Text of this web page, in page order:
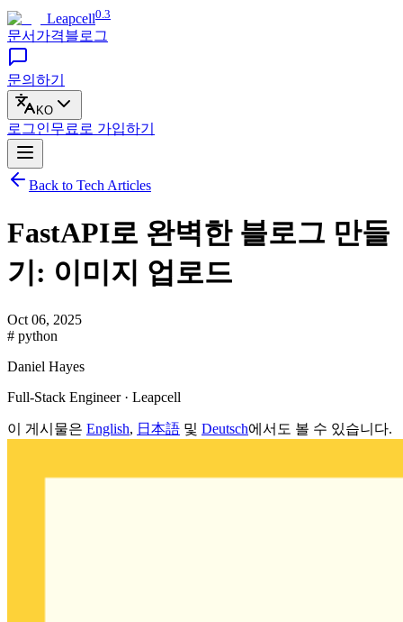
Leapcell0.3
문서 가격블로그
문의하기
KO
로그인무료로 가입하기
Back to Tech Articles
FastAPI로 완벽한 블로그 만들
기: 이미지 업로드
Oct 06, 2025
# python
Daniel Hayes
Full-Stack Engineer · Leapcell
이 게시물은 English, 日本語 및 Deutsch에서도 볼 수 있습니다.